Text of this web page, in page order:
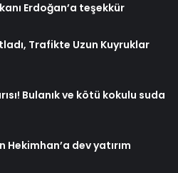
Erdoğan’a teşekkür
Trafikte Uzun Kuyruklar
Bulanık ve kötü kokulu suda
dev yatırım